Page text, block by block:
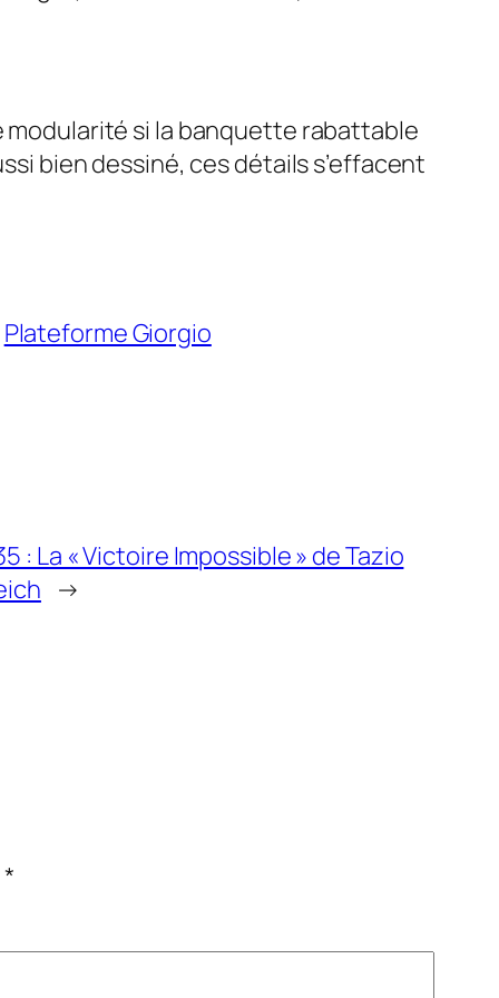
modularité si la banquette rabattable
bien dessiné, ces détails s’effacent
Plateforme Giorgio
: La « Victoire Impossible » de Tazio
→
*